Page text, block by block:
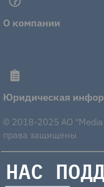
О компании
Юридическая
© 2018-2025 AO "Media
права защищены
НАС